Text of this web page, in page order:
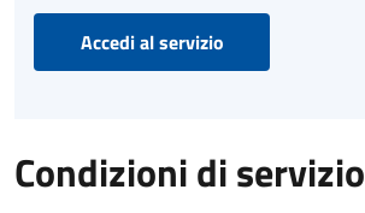
Accedi al servizio
Condizioni di servizio